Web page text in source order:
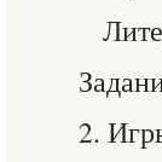
2.